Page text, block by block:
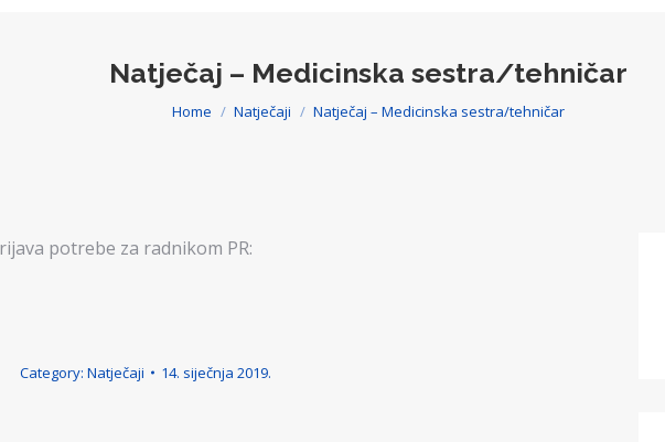
Natječaj – Medicinska sestra/tehničar
You are here:
Home Natječaji Natječaj – Medicinska sestra/tehničar
potrebe za radnikom PR:
Category: Natječaji 14. siječnja 2019.